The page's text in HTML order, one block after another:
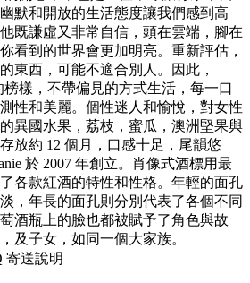
默和開放的生活態度讓我們感到高
既謙虛又非常自信，頭在雲端，腳在
看到的世界會更加明亮。重新評估，
東西，可能不適合別人。因此，
榜樣，不帶偏見的方式生活，每一口
性和美麗。個性迷人和愉悅，對女性
異國水果，荔枝，蜜瓜，澳洲堅果與
放約 12 個月，口感十足，尾韻悠
於 2007 年創立。肖像式酒標用最
各款紅酒的特性和性格。年輕的面孔
，年長的面孔則分別代表了各個不同
酒瓶上的臉也都被賦予了角色與故
及子女，如同一個大家族。
寄送說明